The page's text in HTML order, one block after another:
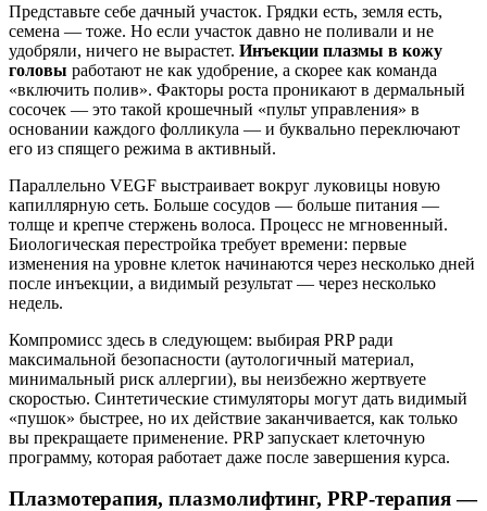
Представьте себе дачный участок. Грядки есть, земля есть,
семена — тоже. Но если участок давно не поливали и не
удобряли, ничего не вырастет. Инъекции плазмы в кожу
головы работают не как удобрение, а скорее как команда
«включить полив». Факторы роста проникают в дермальный
сосочек — это такой крошечный «пульт управления» в
основании каждого фолликула — и буквально переключают
его из спящего режима в активный.
Параллельно VEGF выстраивает вокруг луковицы новую
капиллярную сеть. Больше сосудов — больше питания —
толще и крепче стержень волоса. Процесс не мгновенный.
Биологическая перестройка требует времени: первые
изменения на уровне клеток начинаются через несколько дней
после инъекции, а видимый результат — через несколько
недель.
Компромисс здесь в следующем: выбирая PRP ради
максимальной безопасности (аутологичный материал,
минимальный риск аллергии), вы неизбежно жертвуете
скоростью. Синтетические стимуляторы могут дать видимый
«пушок» быстрее, но их действие заканчивается, как только
вы прекращаете применение. PRP запускает клеточную
программу, которая работает даже после завершения курса.
Плазмотерапия, плазмолифтинг, PRP-терапия —